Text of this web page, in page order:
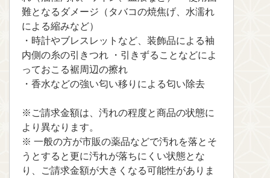
難となるダメージ（タバコの焼焦げ、水濡れ
による縮みなど）
・時計やブレスレットなど、装飾品による袖
内側の糸の引きつれ ・引きずることなどによ
っておこる裾周辺の擦れ
・香水などの強い匂い移りによる匂い除去
※ご請求金額は、汚れの程度と商品の状態に
より異なります。
※ 一般の方が市販の薬品などで汚れを落とそ
うとすると更に汚れが落ちにくい状態とな
り、ご請求金額が大きくなる可能性がありま